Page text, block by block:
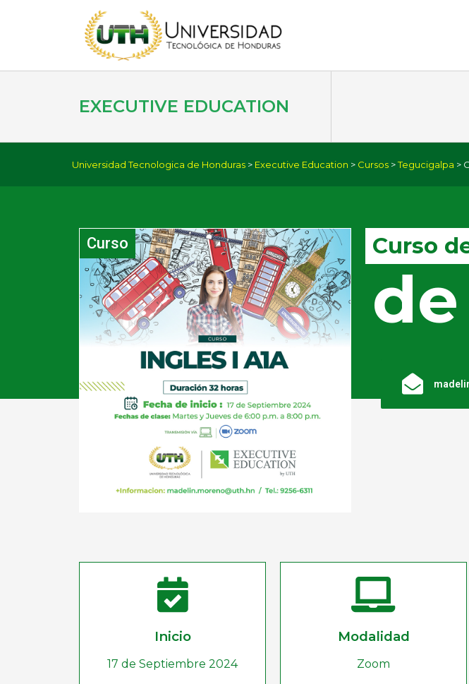
EXECUTIVE EDUCATION
Universidad Tecnologica de Honduras > Executive Education > Cursos >Tegucigalpa >
Curso Curso
Inicio
17 de Septiembre 2024
Modalidad
Zoom